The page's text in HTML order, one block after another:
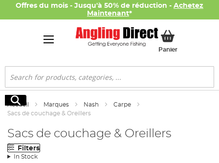
Offres du mois - Jusqu'à 50% de réduction - Achetez
Maintenant*
PanierMon panier
Rechercher
Rechercher
Accueil Marques Nash
Carpe
Sacs de couchage & Oreillers
Sacs de couchage & Oreillers
Filters
In Stock